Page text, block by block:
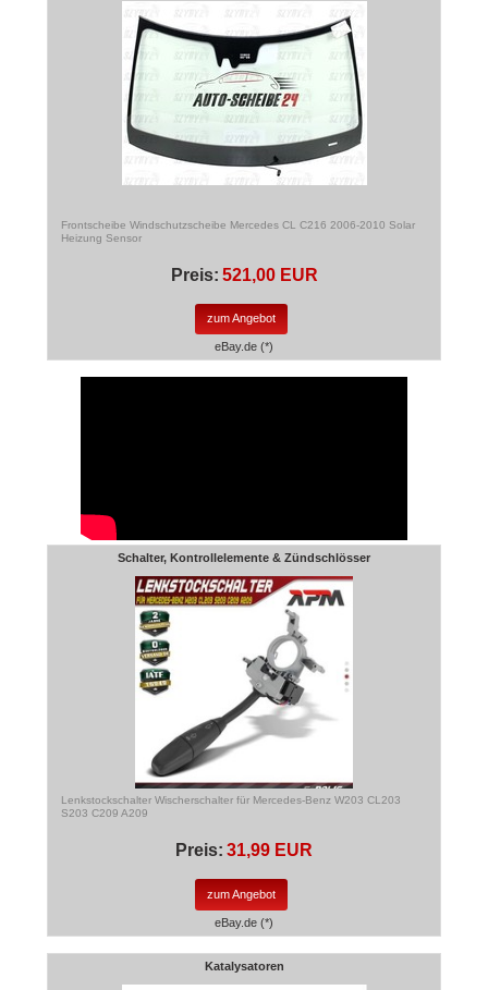
Frontscheibe Windschutzscheibe Mercedes CL C216 2006-2010 Solar
Heizung Sensor
Preis: 521,00 EUR
zum Angebot
eBay.de (*)
Schalter, Kontrollelemente & Zündschlösser
Lenkstockschalter Wischerschalter für Mercedes-Benz W203 CL203
S203 C209 A209
Preis: 31,99 EUR
zum Angebot
eBay.de (*)
Katalysatoren